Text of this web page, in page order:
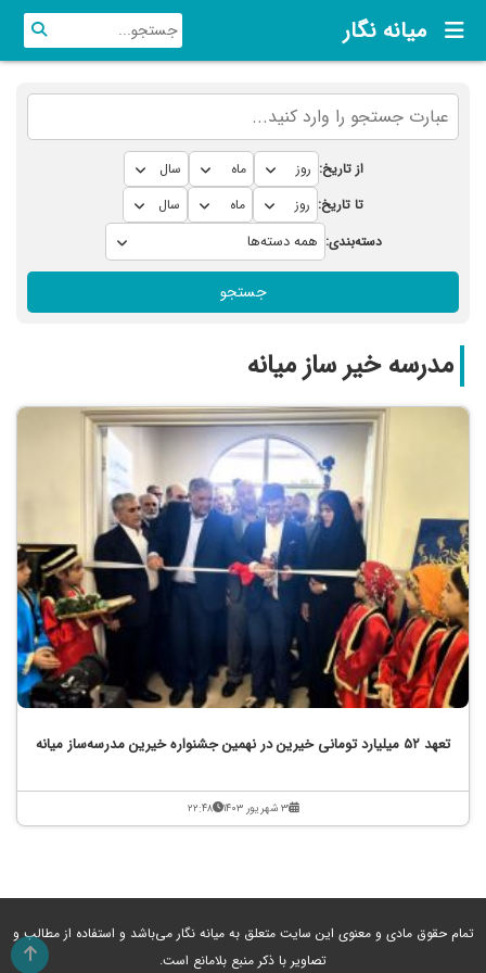
میانه نگار
از تاریخ:
تا تاریخ:
دسته‌بندی:
جستجو
مدرسه خیر ساز میانه
تعهد ۵۲ میلیارد تومانی خیرین در نهمین جشنواره خیرین مدرسه‌ساز میانه
۳۱ شهریور ۱۴۰۳ ۲۲:۴۸
تمام حقوق مادی و معنوی این سایت متعلق به میانه نگار می‌باشد و استفاده از مطالب و
تصاویر با ذکر منبع بلامانع است.